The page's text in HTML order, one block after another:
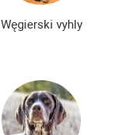
Węgierski vyhly